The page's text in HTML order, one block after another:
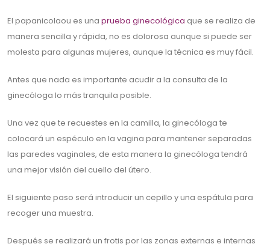
El papanicolaou es una prueba ginecológica que se realiza de
manera sencilla y rápida, no es dolorosa aunque si puede ser
molesta para algunas mujeres, aunque la técnica es muy fácil.
Antes que nada es importante acudir a la consulta de la
ginecóloga lo más tranquila posible.
Una vez que te recuestes en la camilla, la ginecóloga te
colocará un espéculo en la vagina para mantener separadas
las paredes vaginales, de esta manera la ginecóloga tendrá
una mejor visión del cuello del útero.
El siguiente paso será introducir un cepillo y una espátula para
recoger una muestra.
Después se realizará un frotis por las zonas externas e internas